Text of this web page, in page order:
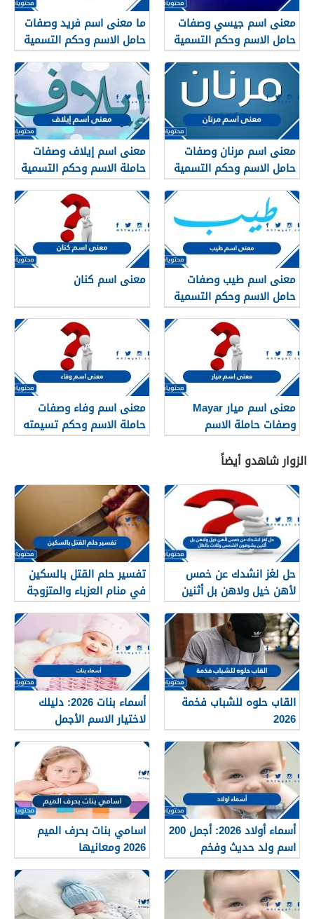
معنى اسم جيسي وصفات
حامل الاسم وحكم التسمية
به في الإسلام
ما معنى اسم فريد وصفات
حامل الاسم وحكم التسمية
به في الإسلام
معنى اسم مرنان وصفات
حامل الاسم وحكم التسمية
به في الإسلام
معنى اسم إيلاف وصفات
حاملة الاسم وحكم التسمية
به في الإسلام
معنى اسم طيب وصفات
حامل الاسم وحكم التسمية
به في الإسلام
معنى اسم كنان
معنى اسم ميار Mayar
وصفات حاملة الاسم
معنى اسم وفاء وصفات
حاملة الاسم وحكم تسيمته
في الإسلام
الزوار شاهدو أيضاً
حل لغز انشدك عن خمس
لأهن خيل ولاهن بل أثنين
يشوفون الشمس وثلاث
بالظل
تفسير حلم القتل بالسكين
في منام العزباء والمتزوجة
والحامل بالتفصيل
القاب حلوه للشباب فخمة
2026
أسماء بنات 2026: دليلك
لاختيار الاسم الأجمل
لمولودتك القادمة
أسماء أولاد 2026: أجمل 200
اسم ولد حديث وفخم
بمعاني قوية
اسامي بنات بحرف الميم
2026 ومعانيها